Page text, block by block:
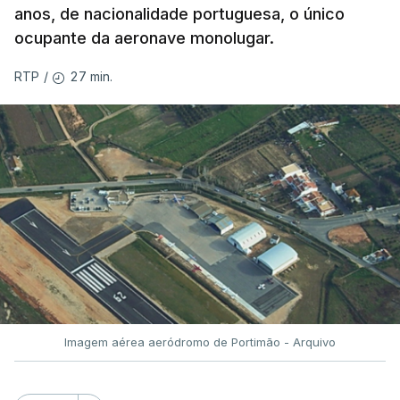
anos, de nacionalidade portuguesa, o único
ocupante da aeronave monolugar.
RTP / 27 min.
Imagem aérea aeródromo de Portimão - Arquivo